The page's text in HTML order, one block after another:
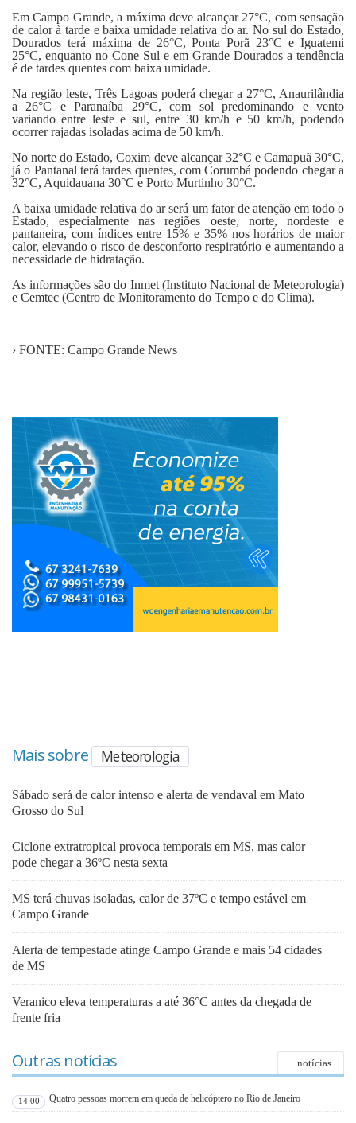
Em Campo Grande, a máxima deve alcançar 27°C, com sensação
de calor à tarde e baixa umidade relativa do ar. No sul do Estado,
Dourados terá máxima de 26°C, Ponta Porã 23°C e Iguatemi
25°C, enquanto no Cone Sul e em Grande Dourados a tendência
é de tardes quentes com baixa umidade.
Na região leste, Três Lagoas poderá chegar a 27°C, Anaurilândia
a 26°C e Paranaíba 29°C, com sol predominando e vento
variando entre leste e sul, entre 30 km/h e 50 km/h, podendo
ocorrer rajadas isoladas acima de 50 km/h.
No norte do Estado, Coxim deve alcançar 32°C e Camapuã 30°C,
já o Pantanal terá tardes quentes, com Corumbá podendo chegar a
32°C, Aquidauana 30°C e Porto Murtinho 30°C.
A baixa umidade relativa do ar será um fator de atenção em todo o
Estado, especialmente nas regiões oeste, norte, nordeste e
pantaneira, com índices entre 15% e 35% nos horários de maior
calor, elevando o risco de desconforto respiratório e aumentando a
necessidade de hidratação.
As informações são do Inmet (Instituto Nacional de Meteorologia)
e Cemtec (Centro de Monitoramento do Tempo e do Clima).
› FONTE: Campo Grande News
Mais sobre Meteorologia
Sábado será de calor intenso e alerta de vendaval em Mato
Grosso do Sul
Ciclone extratropical provoca temporais em MS, mas calor
pode chegar a 36ºC nesta sexta
MS terá chuvas isoladas, calor de 37ºC e tempo estável em
Campo Grande
Alerta de tempestade atinge Campo Grande e mais 54 cidades
de MS
Veranico eleva temperaturas a até 36°C antes da chegada de
frente fria
Outras notícias + notícias
14:00 Quatro pessoas morrem em queda de helicóptero no Rio de Janeiro